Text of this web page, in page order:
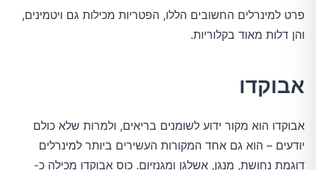
פרט למינרלים החשובים הללו, הפטריות מכילות גם ויטמינים,
והן דלות מאוד בקלוריות.
אבוקדו
אבוקדו הוא מקור ידוע לשומנים בריאים, ולמרות שלא כולם
יודעים – הוא גם אחד המקורות העשירים ביותר למינרלים
דוגמת נחושת, מנגן, אשלגן ומגנזיום. כוס אבוקדו מכילה כ-